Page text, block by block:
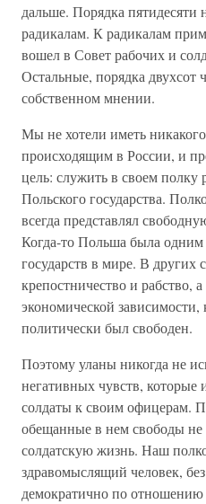
дальше. Порядка
радикалам. К радикалам
вошел в Совет рабочих и
Остальные, порядка двухсот
собственном мнении.
Мы не хотели иметь
происходящим в России, и
цель: служить в своем полку
Польского государства.
всегда представлял
Когда-то Польша была
государств в мире. В других
крепостничество и
экономической
политически был свободен.
Поэтому уланы никогда не
негативных чувств, которые
солдаты к своим офицерам.
обещанные в нем свободы
солдатскую жизнь. Наш
здравомыслящий человек,
демократично по